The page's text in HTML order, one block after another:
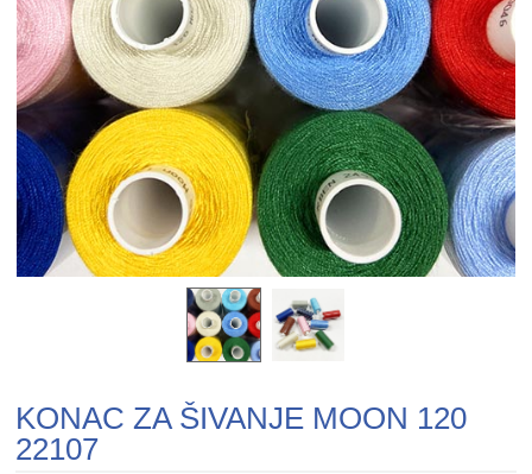
KONAC ZA ŠIVANJE MOON 120
22107